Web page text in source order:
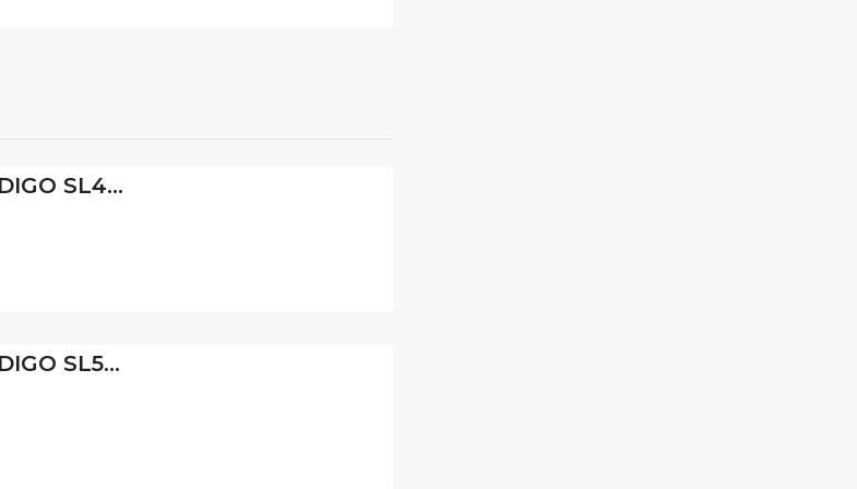
SALA COMERCIAL – CÓDIGO SL423
SALA COMERCIAL – CÓDIGO SL550